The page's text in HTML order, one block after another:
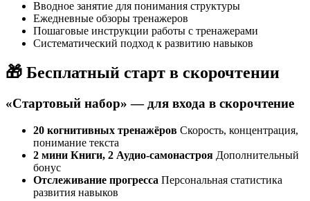
Вводное занятие для понимания структуры
Ежедневные обзоры тренажеров
Пошаговые инструкции работы с тренажерами
Систематический подход к развитию навыков
🎁 Бесплатный старт в скорочтении
«Стартовый набор» — для входа в скорочтение
20 когнитивных тренажёров Скорость, концентрация,
понимание текста
2 мини Книги, 2 Аудио-самонастроя Дополнительный
бонус
Отслеживание прогресса Персональная статистика
развития навыков